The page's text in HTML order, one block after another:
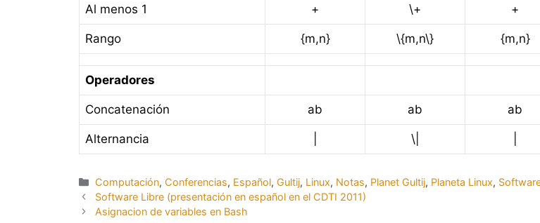
Al menos 1 + \+ +
Rango {m,n} \{m,n\} {m,n}
Operadores
Concatenación ab ab ab
Alternancia \|
Categorías
Computación, Conferencias, Español, Gultij, Linux, Notas, Planet Gultij, Planeta Linux,
Software Libre (presentación en español en el CDTI 2011)
Asignacion de variables en Bash